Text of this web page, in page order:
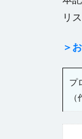
リ
＞
プ